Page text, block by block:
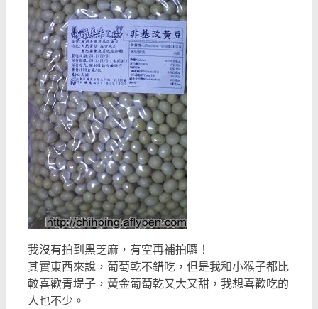
我沒有拍到黑芝麻，有空再補拍囉！
其實東西來說，葡萄乾不錯吃，但是我和小猴子都比
較喜歡青堤子，黃金葡萄乾又大又甜，我想喜歡吃的
人也不少。